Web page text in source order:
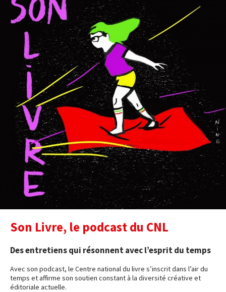
Son Livre, le podcast du CNL
Des entretiens qui résonnent avec l’esprit du temps
Avec son podcast, le Centre national du livre s’inscrit dans l’air du
temps et affirme son soutien constant à la diversité créative et
éditoriale actuelle.